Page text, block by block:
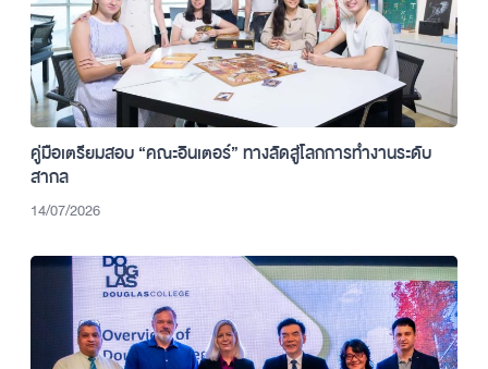
คู่มือเตรียมสอบ “คณะอินเตอร์” ทางลัดสู่โลกการทำงานระดับ
สากล
14/07/2026